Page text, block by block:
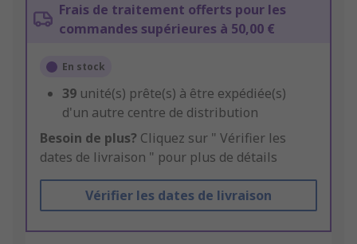
Frais de traitement offerts pour les
commandes supérieures à 50,00 €
En stock
39 unité(s) prête(s) à être expédiée(s)
d'un autre centre de distribution
Besoin de plus? Cliquez sur " Vérifier les
dates de livraison " pour plus de détails
Vérifier les dates de livraison